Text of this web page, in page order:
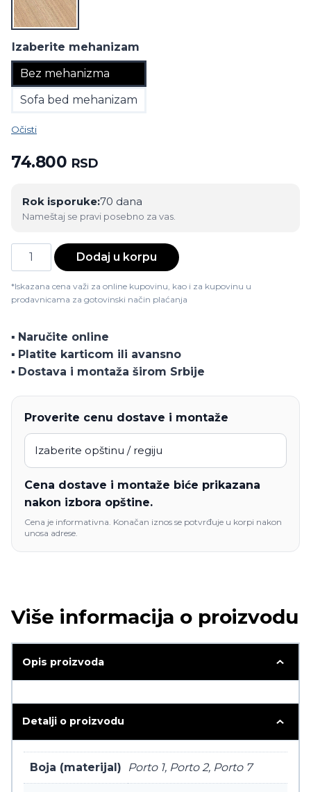
Izaberite mehanizam
Bez mehanizma
Sofa bed mehanizam
Očisti
74.800 RSD
Rok isporuke:70 dana
Nameštaj se pravi posebno za vas.
Trosed
Parga
količina
Dodaj u korpu
*Iskazana cena važi za online kupovinu, kao i za kupovinu u
prodavnicama za gotovinski način plaćanja
▪️ Naručite online
▪️ Platite karticom ili avansno
▪️ Dostava i montaža širom Srbije
Proverite cenu dostave i montaže
Cena dostave i montaže biće prikazana
nakon izbora opštine.
Cena je informativna. Konačan iznos se potvrđuje u korpi nakon
unosa adrese.
Više informacija o proizvodu
Opis proizvoda
Detalji o proizvodu
Boja (materijal) Porto 1, Porto 2, Porto 7